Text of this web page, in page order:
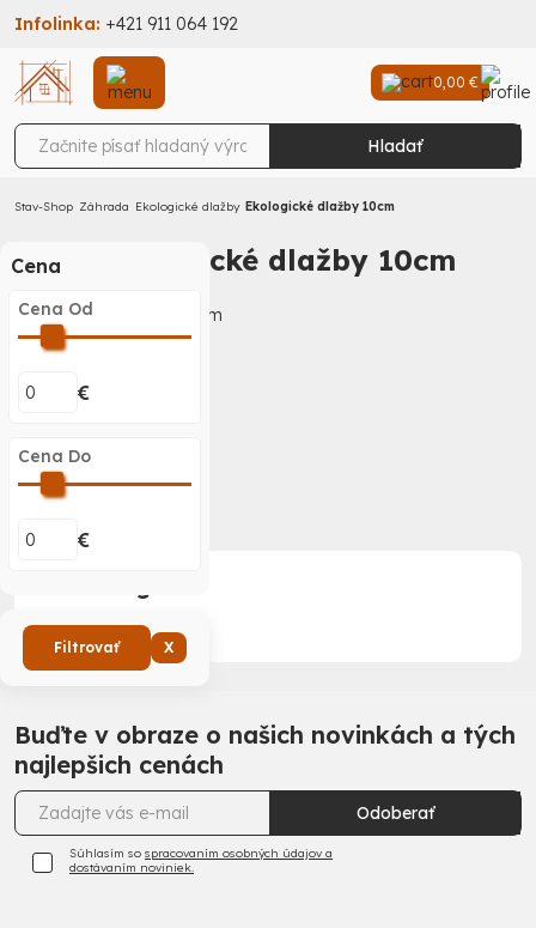
Infolinka: +421 911 064 192
Hladať
0,00 €
Stav-Shop Záhrada Ekologické dlažby Ekologické dlažby 10cm
Cena
Cena Od
€
Cena Do
€
Filtrovať X
Ekologické dlažby 10cm
Buďte v obraze o našich novinkách a tých
najlepšich cenách
Odoberať
Súhlasím so spracovaním osobných údajov a
dostávaním noviniek.